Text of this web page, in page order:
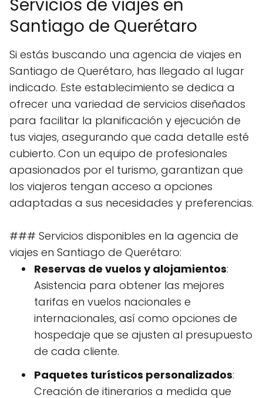
Servicios de viajes en
Santiago de Querétaro
Si estás buscando una agencia de viajes en
Santiago de Querétaro, has llegado al lugar
indicado. Este establecimiento se dedica a
ofrecer una variedad de servicios diseñados
para facilitar la planificación y ejecución de
tus viajes, asegurando que cada detalle esté
cubierto. Con un equipo de profesionales
apasionados por el turismo, garantizan que
los viajeros tengan acceso a opciones
adaptadas a sus necesidades y preferencias.
### Servicios disponibles en la agencia de
viajes en Santiago de Querétaro:
Reservas de vuelos y alojamientos:
Asistencia para obtener las mejores
tarifas en vuelos nacionales e
internacionales, así como opciones de
hospedaje que se ajusten al presupuesto
de cada cliente.
Paquetes turísticos personalizados:
Creación de itinerarios a medida que